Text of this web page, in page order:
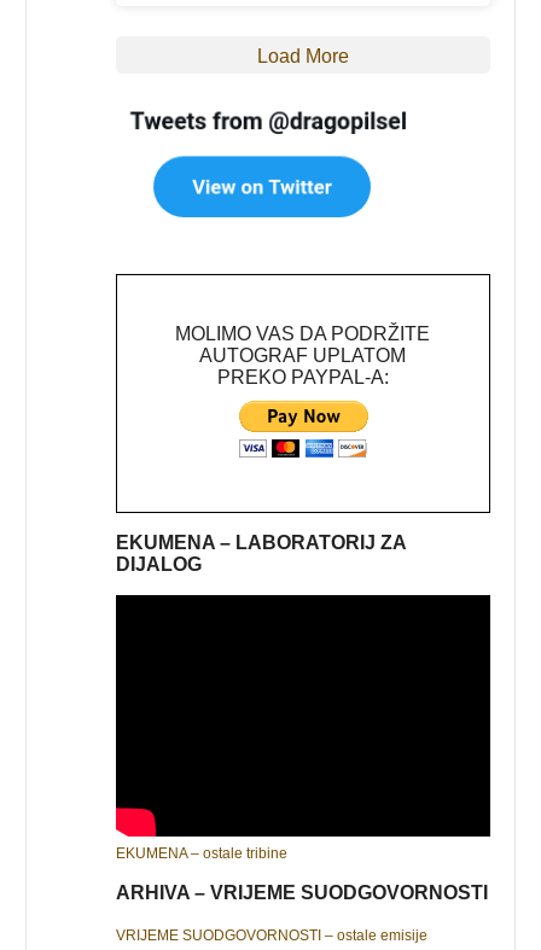
Load More
MOLIMO VAS DA PODRŽITE
AUTOGRAF UPLATOM
PREKO PAYPAL-A:
EKUMENA – LABORATORIJ ZA
DIJALOG
EKUMENA – ostale tribine
ARHIVA – VRIJEME SUODGOVORNOSTI
VRIJEME SUODGOVORNOSTI – ostale emisije